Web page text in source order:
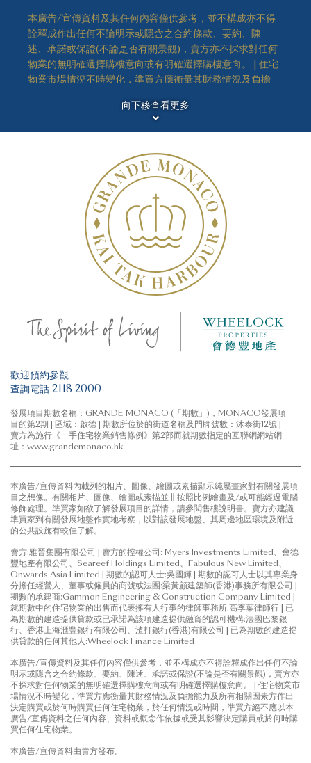
本廣告/宣傳資料及其任何內容僅供參考，並不構成亦不得
詮釋成作出任何不論明示或隱含之合約條款、要約、陳
述、承諾或保證(不論是否有關景觀)，賣方亦不探求對任何
物業的無明確選擇購樓意向或有明確選擇購樓意向。 | 住宅
物業市場情況不時變化，準買方應衡量其財務情況及負擔
宅物業，於任何情況或時間，準買方絕不應以本廣告/宣傳
本廣告/宣傳資料由賣方發布。
賣方建議準買方參閱售樓說明書，以了解期數的資料。詳
情請參閱售樓說明書。
最後更新日期: 2026年6月12日
免責聲明
向下移查看更多
歡迎預約參觀
查詢電話 2118 2000
發展項目期數名稱：GRANDE MONACO (「期數」)，MONACO發展項
目的第2期 | 區域：啟德 | 期數所位於的街道名稱及門牌號數：沐泰街12號 |
賣方為施行《一手住宅物業銷售條例》第2部而就期數指定的互聯網網站網
址：www.grandemonaco.hk
本廣告/宣傳資料內載列的相片、圖像、繪圖或素描顯示純屬畫家對有關發展項
目之想像。有關相片、圖像、繪圖或素描並非按照比例繪畫及/或可能經過電腦
修飾處理。準買家如欲了解發展項目的詳情，請參閱售樓說明書。賣方亦建議
準買家到有關發展地盤作實地考察，以對該發展地盤、其周邊地區環境及附近
的公共設施有較佳了解。
賣方:雅晉集團有限公司 | 賣方的控權公司: Myers Investments Limited、會德
豐地產有限公司、Seareef Holdings Limited、Fabulous New Limited、
Onwards Asia Limited | 期數的認可人士:吳國輝 | 期數的認可人士以其專業身
分擔任經營人、董事或僱員的商號或法團:梁黃顧建築師(香港)事務所有限公司 |
期數的承建商:Gammon Engineering & Construction Company Limited |
就期數中的住宅物業的出售而代表擁有人行事的律師事務所:高李葉律師行 | 已
為期數的建造提供貸款或已承諾為該項建造提供融資的認可機構:法國巴黎銀
行、香港上海滙豐銀行有限公司、渣打銀行(香港)有限公司 | 已為期數的建造提
供貸款的任何其他人:Wheelock Finance Limited
本廣告/宣傳資料及其任何內容僅供參考，並不構成亦不得詮釋成作出任何不論
明示或隱含之合約條款、要約、陳述、承諾或保證(不論是否有關景觀)，賣方亦
不探求對任何物業的無明確選擇購樓意向或有明確選擇購樓意向。 | 住宅物業市
場情況不時變化，準買方應衡量其財務情況及負擔能力及所有相關因素方作出
決定購買或於何時購買任何住宅物業，於任何情況或時間，準買方絕不應以本
廣告/宣傳資料之任何內容、資料或概念作依據或受其影響決定購買或於何時購
買任何住宅物業。
本廣告/宣傳資料由賣方發布。